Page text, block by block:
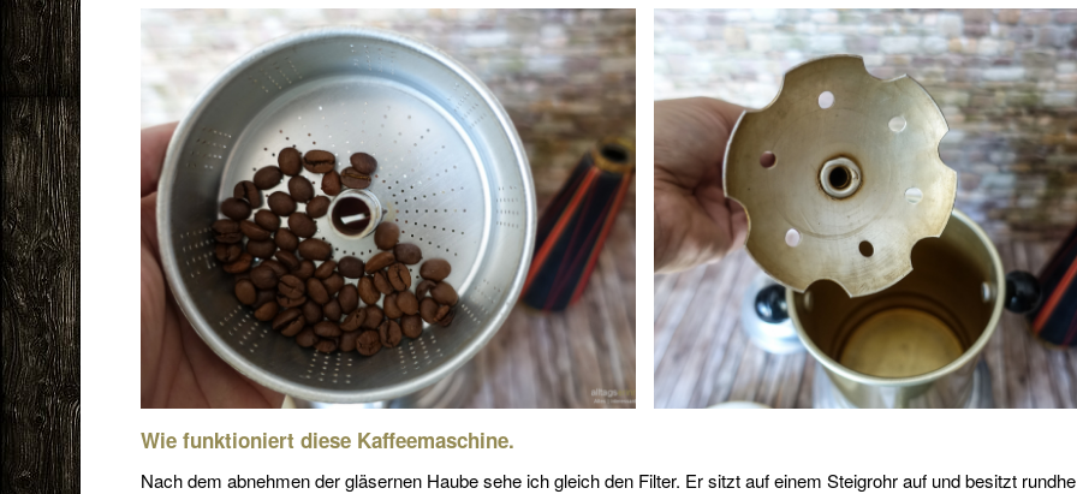
Wie funktioniert diese Kaffeemaschine.
Nach dem abnehmen der gläsernen Haube sehe ich gleich den Filter. Er sitzt auf einem Steigrohr auf und besitzt